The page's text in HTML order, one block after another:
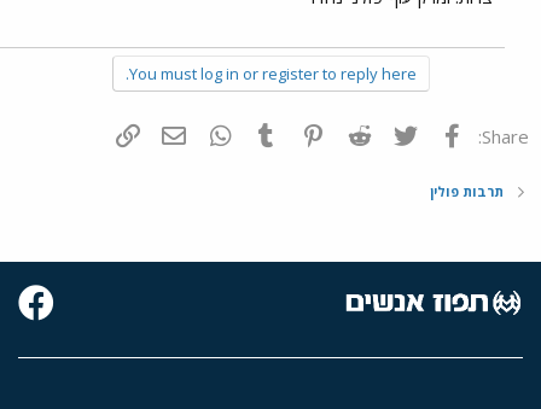
You must log in or register to reply here.
Share: פייסבוק Twitter
Reddit
Pinterest
Tumblr
WhatsAppדואר אלקטרוני
תרבות פולין